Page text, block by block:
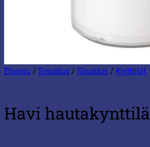
Etusivu / Sisustus / Sisustus / Kynttilät
Havi hautakynttilä